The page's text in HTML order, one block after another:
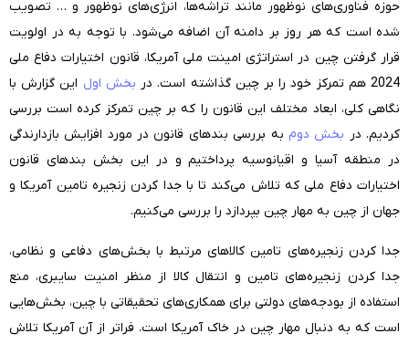
حوزه فناوری‌های نوظهور مانند تراشه‌ها، انرژی‌های نوظهور و … تصویب
شده است که هر روز بر دامنه آن اضافه می‌شود. با توجه به در اولویت
قرار گرفتن چین در استراتژی امینت ملی آمریکا، قانون اختیارات دفاع ملی
2024 هم تمرکز خود را بر چین گذاشته است. در بخش اول این گزارش با
نگاهی کلی، ابعاد مختلف این قانون را که بر چین تمرکز کرده است بررسی
کردیم. در بخش دوم به بررسی بندهای قانون در مورد افزایش بازدارندگی
در منطقه آسیا و اقیانوسیه پرداختیم و در این بخش بندهای قانون
اختیارات دفاع ملی که تلاش می‌کند تا با جدا کردن زنجیره تامین آمریکا و
جهان از چین به مهار چین بپردازد را بررسی می‌کنیم.
جدا کردن زنجیره‌های تامین کالاهای مرتبط با بخش‌های دفاعی و نظامی،
جدا کردن زنجیره‌های تامین و انتقال کالا از منظر امنیت سایبری، منع
استفاده از بودجه‌های دولتی برای همکاری‌های تحقیقاتی با چین، بخش‌هایی
است که به دنبال مهار چین در خاک آمریکا است. فراتر از آن آمریکا تلاش